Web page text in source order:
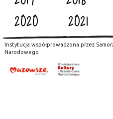
2020
2021
Instytucja współprowadzona przez
Narodowego